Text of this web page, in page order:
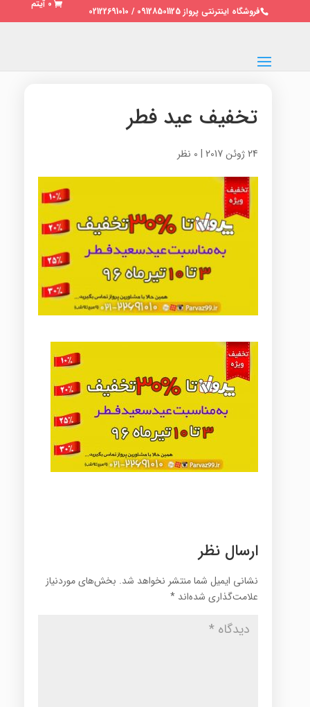
فروشگاه اینترنتی پرواز 09128501125 / 02122691010
0 آیتم
تخفیف عید فطر
24 ژوئن 2017 | 0 نظر
ارسال نظر
نشانی ایمیل شما منتشر نخواهد شد. بخش‌های موردنیاز
علامت‌گذاری شده‌اند *